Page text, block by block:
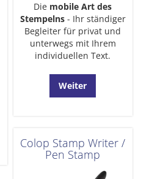
Die mobile Art des
Stempelns- Ihr ständiger
Begleiter für privat und
unterwegs mit Ihrem
individuellen Text.
Weiter
Colop Stamp Writer /
Pen Stamp